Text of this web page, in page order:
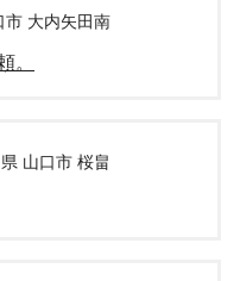
市 大内矢田南
。
山口市 桜畠